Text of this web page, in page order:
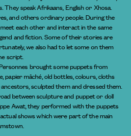
They speak Afrikaans, English or Xhosa.
and others ordinary people. During the
each other and interact in the same
and fiction. Some of their stories are
we also had to let some on them
script.
brought some puppets from
papier mâché, old bottles, colours, cloths
sculpted them and dressed them.
between sculpture and puppet or doll
Awat, they performed with the puppets
shows which were part of the main